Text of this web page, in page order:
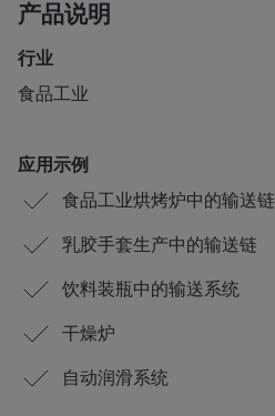
产品说明
行业
食品工业
应用示例
食品工业烘烤炉中的输送链
乳胶手套生产中的输送链
饮料装瓶中的输送系统
干燥炉
自动润滑系统